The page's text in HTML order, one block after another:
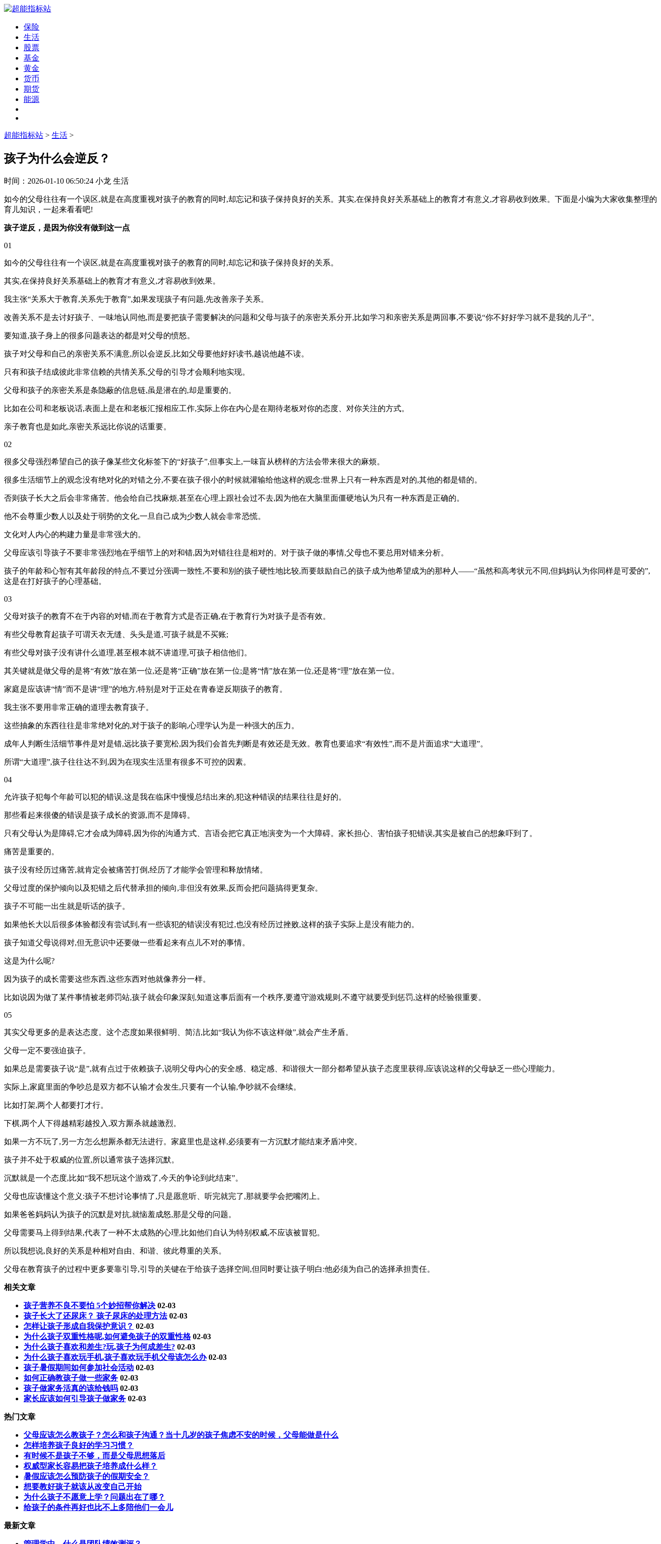
保险
生活
股票
基金
黄金
货币
期货
能源
超能指标站 > 生活 >
孩子为什么会逆反？
时间： 2026-01-10 06:50:24 小龙 生活
如今的父母往往有一个误区,就是在高度重视对孩子的教育的同时,却忘记和孩子保持良好的关系。其实,在保持良好关系基础上的教育才有意义,才容易收到效果。下面是小编为大家收集整理的
育儿知识，一起来看看吧!
孩子逆反，是因为你没有做到这一点
01
如今的父母往往有一个误区,就是在高度重视对孩子的教育的同时,却忘记和孩子保持良好的关系。
其实,在保持良好关系基础上的教育才有意义,才容易收到效果。
我主张“关系大于教育,关系先于教育”,如果发现孩子有问题,先改善亲子关系。
改善关系不是去讨好孩子、一味地认同他,而是要把孩子需要解决的问题和父母与孩子的亲密关系分开,比如学习和亲密关系是两回事,不要说“你不好好学习就不是我的儿子”。
要知道,孩子身上的很多问题表达的都是对父母的愤怒。
孩子对父母和自己的亲密关系不满意,所以会逆反,比如父母要他好好读书,越说他越不读。
只有和孩子结成彼此非常信赖的共情关系,父母的引导才会顺利地实现。
父母和孩子的亲密关系是条隐蔽的信息链,虽是潜在的,却是重要的。
比如在公司和老板说话,表面上是在和老板汇报相应工作,实际上你在内心是在期待老板对你的态度、对你关注的方式。
亲子教育也是如此,亲密关系远比你说的话重要。
02
很多父母强烈希望自己的孩子像某些文化标签下的“好孩子”,但事实上,一味盲从榜样的方法会带来很大的麻烦。
很多生活细节上的观念没有绝对化的对错之分,不要在孩子很小的时候就灌输给他这样的观念:世界上只有一种东西是对的,其他的都是错的。
否则孩子长大之后会非常痛苦。他会给自己找麻烦,甚至在心理上跟社会过不去,因为他在大脑里面僵硬地认为只有一种东西是正确的。
他不会尊重少数人以及处于弱势的文化,一旦自己成为少数人就会非常恐慌。
文化对人内心的构建力量是非常强大的。
父母应该引导孩子不要非常强烈地在乎细节上的对和错,因为对错往往是相对的。对于孩子做的事情,父母也不要总用对错来分析。
孩子的年龄和心智有其年龄段的特点,不要过分强调一致性,不要和别的孩子硬性地比较,而要鼓励自己的孩子成为他希望成为的那种人——“虽然和高考状元不同,但妈妈认为你同样是可爱的”,
这是在打好孩子的心理基础。
03
父母对孩子的教育不在于内容的对错,而在于教育方式是否正确,在于教育行为对孩子是否有效。
有些父母教育起孩子可谓天衣无缝、头头是道,可孩子就是不买账;
有些父母对孩子没有讲什么道理,甚至根本就不讲道理,可孩子相信他们。
其关键就是做父母的是将“有效”放在第一位,还是将“正确”放在第一位;是将“情”放在第一位,还是将“理”放在第一位。
家庭是应该讲“情”而不是讲“理”的地方,特别是对于正处在青春逆反期孩子的教育。
我主张不要用非常正确的道理去教育孩子。
这些抽象的东西往往是非常绝对化的,对于孩子的影响,心理学认为是一种强大的压力。
成年人判断生活细节事件是对是错,远比孩子要宽松,因为我们会首先判断是有效还是无效。教育也要追求“有效性”,而不是片面追求“大道理”。
所谓“大道理”,孩子往往达不到,因为在现实生活里有很多不可控的因素。
04
允许孩子犯每个年龄可以犯的错误,这是我在临床中慢慢总结出来的,犯这种错误的结果往往是好的。
那些看起来很傻的错误是孩子成长的资源,而不是障碍。
只有父母认为是障碍,它才会成为障碍,因为你的沟通方式、言语会把它真正地演变为一个大障碍。家长担心、害怕孩子犯错误,其实是被自己的想象吓到了。
痛苦是重要的。
孩子没有经历过痛苦,就肯定会被痛苦打倒,经历了才能学会管理和释放情绪。
父母过度的保护倾向以及犯错之后代替承担的倾向,非但没有效果,反而会把问题搞得更复杂。
孩子不可能一出生就是听话的孩子。
如果他长大以后很多体验都没有尝试到,有一些该犯的错误没有犯过,也没有经历过挫败,这样的孩子实际上是没有能力的。
孩子知道父母说得对,但无意识中还要做一些看起来有点儿不对的事情。
这是为什么呢?
因为孩子的成长需要这些东西,这些东西对他就像养分一样。
比如说因为做了某件事情被老师罚站,孩子就会印象深刻,知道这事后面有一个秩序,要遵守游戏规则,不遵守就要受到惩罚,这样的经验很重要。
05
其实父母更多的是表达态度。这个态度如果很鲜明、简洁,比如“我认为你不该这样做”,就会产生矛盾。
父母一定不要强迫孩子。
如果总是需要孩子说“是”,就有点过于依赖孩子,说明父母内心的安全感、稳定感、和谐很大一部分都希望从孩子态度里获得,应该说这样的父母缺乏一些心理能力。
实际上,家庭里面的争吵总是双方都不认输才会发生,只要有一个认输,争吵就不会继续。
比如打架,两个人都要打才行。
下棋,两个人下得越精彩越投入,双方厮杀就越激烈。
如果一方不玩了,另一方怎么想厮杀都无法进行。家庭里也是这样,必须要有一方沉默才能结束矛盾冲突。
孩子并不处于权威的位置,所以通常孩子选择沉默。
沉默就是一个态度,比如“我不想玩这个游戏了,今天的争论到此结束”。
父母也应该懂这个意义:孩子不想讨论事情了,只是愿意听、听完就完了,那就要学会把嘴闭上。
如果爸爸妈妈认为孩子的沉默是对抗,就恼羞成怒,那是父母的问题。
父母需要马上得到结果,代表了一种不太成熟的心理,比如他们自认为特别权威,不应该被冒犯。
所以我想说,良好的关系是种相对自由、和谐、彼此尊重的关系。
父母在教育孩子的过程中更多要靠引导,引导的关键在于给孩子选择空间,但同时要让孩子明白:他必须为自己的选择承担责任。
相关文章
孩子营养不良不要怕 5个妙招帮你解决 02-03
孩子长大了还尿床？ 孩子尿床的处理方法 02-03
怎样让孩子形成自我保护意识？ 02-03
为什么孩子双重性格呢,如何避免孩子的双重性格 02-03
为什么孩子喜欢和差生?玩,孩子为何成差生? 02-03
为什么孩子喜欢玩手机,孩子喜欢玩手机父母该怎么办 02-03
孩子暑假期间如何参加社会活动 02-03
如何正确教孩子做一些家务 02-03
孩子做家务活真的该给钱吗 02-03
家长应该如何引导孩子做家务 02-03
热门文章
父母应该怎么教孩子？怎么和孩子沟通？当十几岁的孩子焦虑不安的时候，父母能做是什么
怎样培养孩子良好的学习习惯？
有时候不是孩子不够，而是父母思想落后
权威型家长容易把孩子培养成什么样？
暑假应该怎么预防孩子的假期安全？
想要教好孩子就该从改变自己开始
为什么孩子不愿意上学？问题出在了哪？
给孩子的条件再好也比不上多陪他们一会儿
最新文章